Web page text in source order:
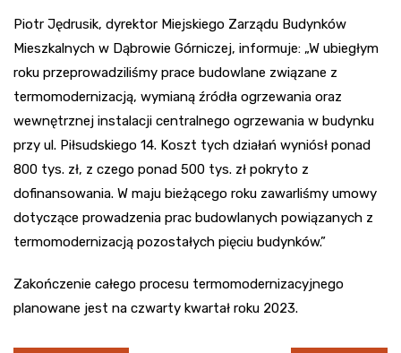
Piotr Jędrusik, dyrektor Miejskiego Zarządu Budynków
Mieszkalnych w Dąbrowie Górniczej, informuje: „W ubiegłym
roku przeprowadziliśmy prace budowlane związane z
termomodernizacją, wymianą źródła ogrzewania oraz
wewnętrznej instalacji centralnego ogrzewania w budynku
przy ul. Piłsudskiego 14. Koszt tych działań wyniósł ponad
800 tys. zł, z czego ponad 500 tys. zł pokryto z
dofinansowania. W maju bieżącego roku zawarliśmy umowy
dotyczące prowadzenia prac budowlanych powiązanych z
termomodernizacją pozostałych pięciu budynków.”
Zakończenie całego procesu termomodernizacyjnego
planowane jest na czwarty kwartał roku 2023.